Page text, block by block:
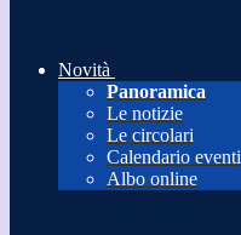
Novità
Panoramica
Le notizie
Le circolari
Calendario eventi
Albo online